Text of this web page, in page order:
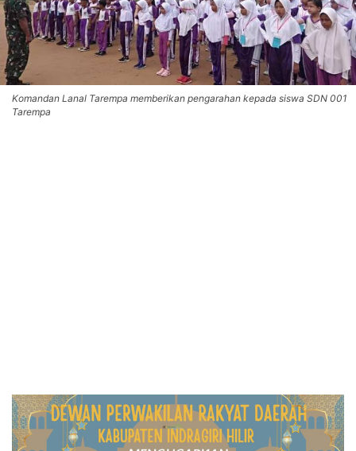
Komandan Lanal Tarempa memberikan pengarahan kepada siswa SDN 001
Tarempa